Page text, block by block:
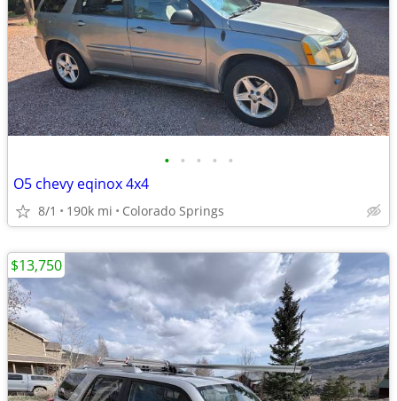
• • • • •
O5 chevy eqinox 4x4
8/1 190k mi Colorado Springs
$13,750